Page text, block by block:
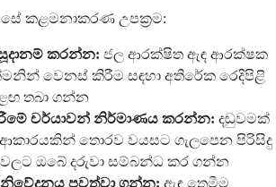
කළමනාකරණ උපක්‍රම:
කරන්න: ජල ආරක්ෂිත ඇඳ ආරක්ෂක
වෙනස් කිරීම සඳහා අතිරේක රෙදිපිළි
ළඟ තබා ගන්න
චර්යාවන් නිර්මාණය කරන්න: දඬුවමක්
තොරව වයසට ගැලපෙන පිරිසිදු
ඔබේ දරුවා සම්බන්ධ කර ගන්න
පවත්වා ගන්න: ඇඳ තෙමීම